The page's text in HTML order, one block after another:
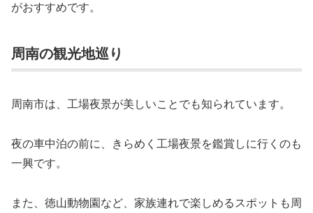
がおすすめです。
周南の観光地巡り
周南市は、工場夜景が美しいことでも知られています。
夜の車中泊の前に、きらめく工場夜景を鑑賞しに行くのも
一興です。
また、徳山動物園など、家族連れで楽しめるスポットも周